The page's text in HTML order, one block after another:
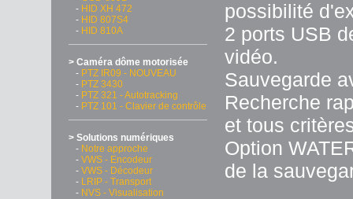
- HID XH 472
- HID 807S4
- HID 810A
> Caméra dôme motorisée
- PTZ IR09 - NOUVEAU
- PTZ 3430
- PTZ 321 - Autotracking
- PTZ 101 - Clavier de contrôle
> Solutions numériques
- Notre approche
- VWS - Encodeur
- VWS - Décodeur
- LRIP - Transport
- NVS - Visualisation
possibilité
2 ports USB
vidéo.
Sauvegarde
Recherche
et tous
Option
de la